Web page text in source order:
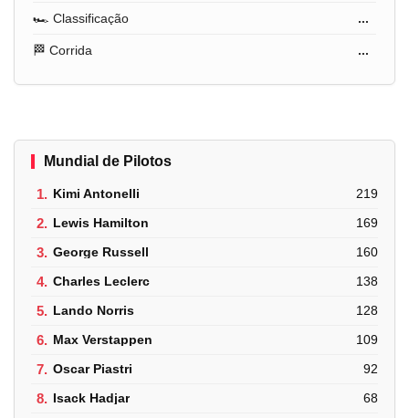
🏎️ Classificação ...
🏁 Corrida ...
Mundial de Pilotos
1. Kimi Antonelli 219
2. Lewis Hamilton 169
3. George Russell 160
4. Charles Leclerc 138
5. Lando Norris 128
6. Max Verstappen 109
7. Oscar Piastri 92
8. Isack Hadjar 68